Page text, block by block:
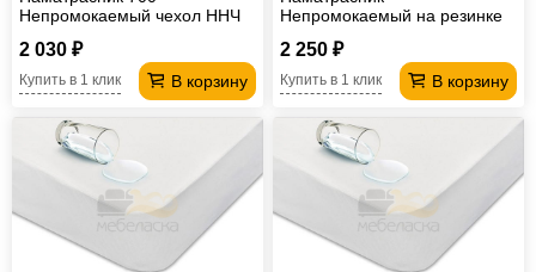
Непромокаемый чехол ННЧ
2 030 ₽
В корзину
Купить в 1 клик
Непромокаемый на резинке
2 250 ₽
В корзину
Купить в 1 клик